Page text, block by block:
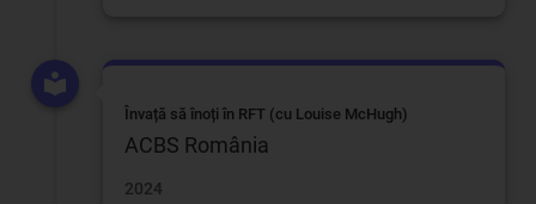
Învață să înoți în RFT (cu Louise McHugh)
ACBS România
2024